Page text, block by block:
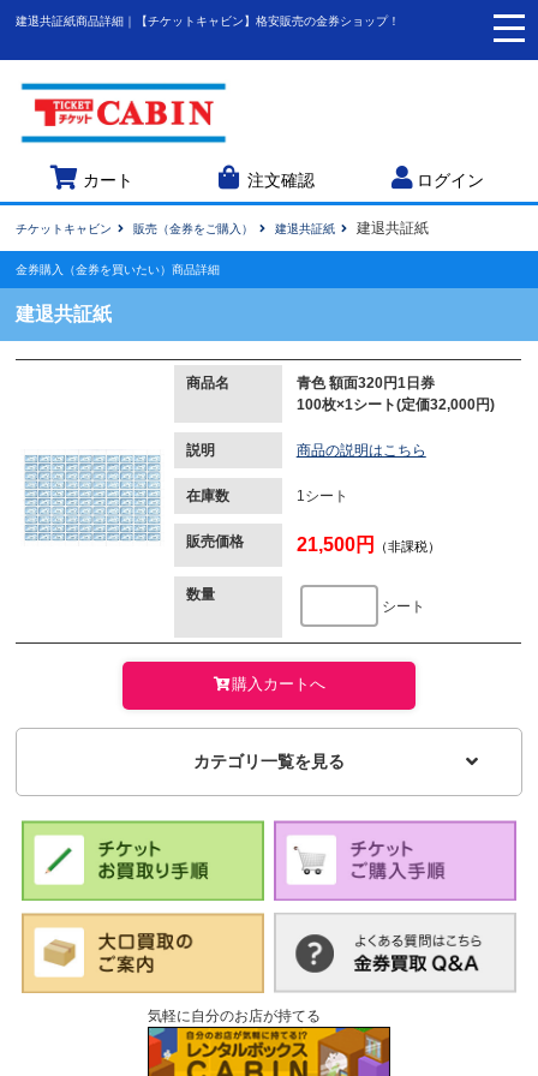
建退共証紙商品詳細｜【チケットキャビン】格安販売の金券ショップ！
カート 注文確認 ログイン
チケットキャビン 販売（金券をご購入） 建退共証紙 建退共証紙
金券購入（金券を買いたい）商品詳細
建退共証紙
商品名
青色 額面320円1日券
100枚×1シート(定価32,000円)
説明 商品の説明はこちら
在庫数 1シート
販売価格 21,500円 （非課税）
数量
シート
購入カートへ
カテゴリ一覧を見る
気軽に自分のお店が持てる